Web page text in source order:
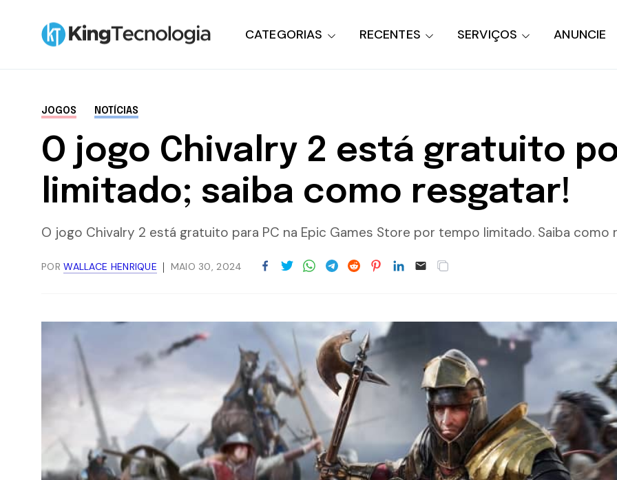
CATEGORIAS RECENTES
Tutoriais
Hardware
Windows
Promoções
SERVIÇOS ANUNCIE
JOGOS NOTÍCIAS
O jogo Chivalry 2 está gratuito
limitado; saiba como resgatar!
O jogo Chivalry 2 está gratuito para PC na Epic Games Store por tempo limitado. Saiba como
PORWALLACE HENRIQUE MAIO 30, 2024